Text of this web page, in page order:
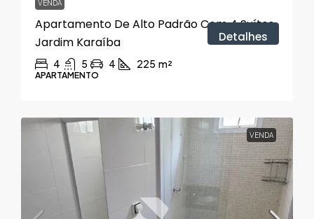
VENDA
Apartamento De Alto Padrão Com 4 Suítes,
Jardim Karaíba
4 5 4 225 m²
APARTAMENTO
Detalhes
VENDA